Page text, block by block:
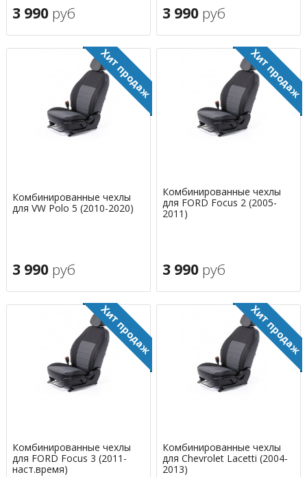
3 990 руб 3 990 руб
Комбинированные чехлы
для VW Polo 5 (2010-2020)
3 990 руб
Комбинированные чехлы
для FORD Focus 2 (2005-
2011)
3 990 руб
Комбинированные чехлы
для FORD Focus 3 (2011-
наст.время)
Комбинированные чехлы
для Chevrolet Lacetti (2004-
2013)